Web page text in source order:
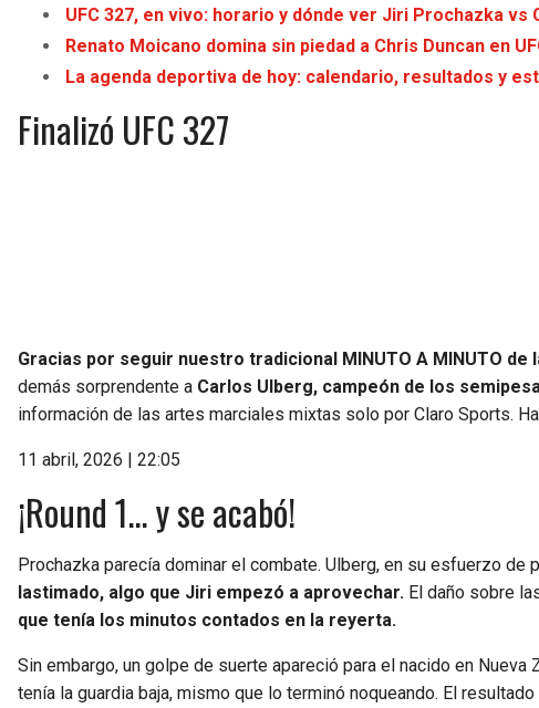
UFC 327, en vivo: horario y dónde ver Jiri Prochazka
Renato Moicano domina sin piedad a Chris Duncan en
La agenda deportiva de hoy: calendario, resultados y
Finalizó UFC 327
Gracias por seguir nuestro tradicional MINUTO A MINUTO de
demás sorprendente a Carlos Ulberg, campeón de los
información de las artes marciales mixtas solo por Claro Sports.
11 abril, 2026 | 22:05
¡Round 1… y se acabó!
Prochazka parecía dominar el combate. Ulberg, en su esfuerzo de
lastimado, algo que Jiri empezó a aprovechar. El daño sobre
que tenía los minutos contados en la reyerta.
Sin embargo, un golpe de suerte apareció para el nacido en
tenía la guardia baja, mismo que lo terminó noqueando. El